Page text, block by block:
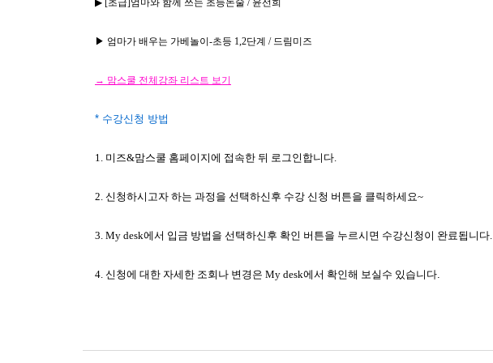
▶ [초급]엄마와 함께 쓰는 초등논술 / 윤선희
▶ 엄마가 배우는 가베놀이-초등 1,2단계 / 드림미즈
→ 맘스쿨 전체강좌 리스트 보기
* 수강신청 방법
1. 미즈&맘스쿨 홈페이지에 접속한 뒤 로그인합니다.
2. 신청하시고자 하는 과정을 선택하신후 수강 신청 버튼을 클릭하세요~
3. My desk에서 입금 방법을 선택하신후 확인 버튼을 누르시면 수강신청이 완료됩니다.
4. 신청에 대한 자세한 조회나 변경은 My desk에서 확인해 보실수 있습니다.